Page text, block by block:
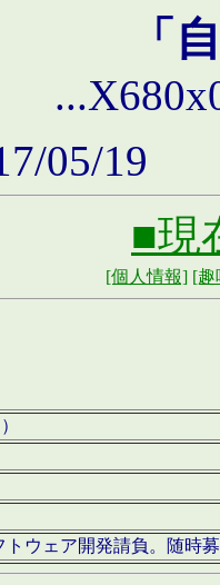
「
05/19
■現
[個人情報] [趣
トウェア開発請負。随時